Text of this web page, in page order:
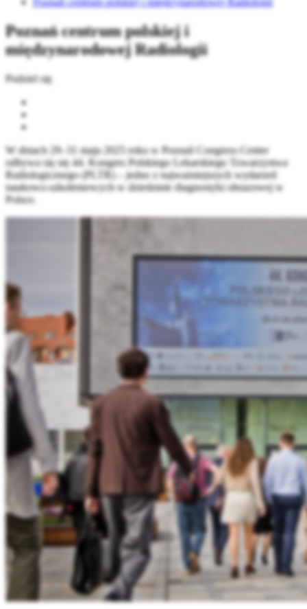
Poznań centrum polskiej i
międzynarodowej Radiologii
Podziel się
W dniach 29–31 maja 2025 roku w Poznań Congress Center
odbywa się się 44. Kongres Polskiego Lekarskiego Towarzystwa
Radiologicznego (PLTR) – jedno z najważniejszych wydarzeń
naukowo-szkoleniowych w dziedzinie diagnostyki obrazowej w
Polsce.